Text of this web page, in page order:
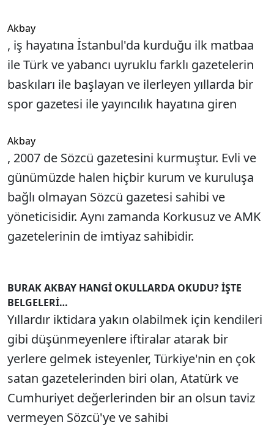
Akbay
, iş hayatına İstanbul'da kurduğu ilk matbaa
ile Türk ve yabancı uyruklu farklı gazetelerin
baskıları ile başlayan ve ilerleyen yıllarda bir
spor gazetesi ile yayıncılık hayatına giren
Akbay
, 2007 de Sözcü gazetesini kurmuştur. Evli ve
günümüzde halen hiçbir kurum ve kuruluşa
bağlı olmayan Sözcü gazetesi sahibi ve
yöneticisidir. Aynı zamanda Korkusuz ve AMK
gazetelerinin de imtiyaz sahibidir.
BURAK AKBAY HANGİ OKULLARDA OKUDU? İŞTE
BELGELERİ…
Yıllardır iktidara yakın olabilmek için kendileri
gibi düşünmeyenlere iftiralar atarak bir
yerlere gelmek isteyenler, Türkiye'nin en çok
satan gazetelerinden biri olan, Atatürk ve
Cumhuriyet değerlerinden bir an olsun taviz
vermeyen Sözcü'ye ve sahibi